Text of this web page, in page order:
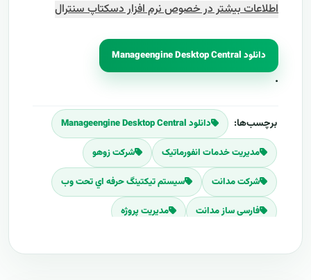
اطلاعات بیشتر در خصوص نرم افزار دسکتاپ سنترال
دانلود Manageengine Desktop Central
.
برچسب‌ها: دانلود Manageengine Desktop Central
مديريت خدمات انفورماتيک شرکت زوهو
شرکت مدانت سيستم تيکتينگ حرفه اي تحت وب
فارسی ساز مدانت مدیریت پروژه